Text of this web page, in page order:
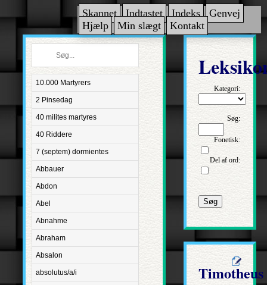
Skannet Indtastet Indeks
Genvej
Hjælp
Min slægt Kontakt
10.000 Martyrers
2 Pinsedag
40 milites martyres
40 Riddere
7 (septem) dormientes
Abbauer
Abdon
Abel
Abnahme
Abraham
Absalon
absolutus/a/i
Kategori:
Søg:
Fonetisk:
Del af ord:
Søg
Timotheus